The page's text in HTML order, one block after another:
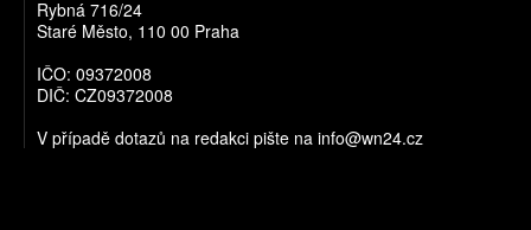
Rybná 716/24
Staré Město, 110 00 Praha
IČO: 09372008
DIČ: CZ09372008
V případě dotazů na redakci pište na info@wn24.cz